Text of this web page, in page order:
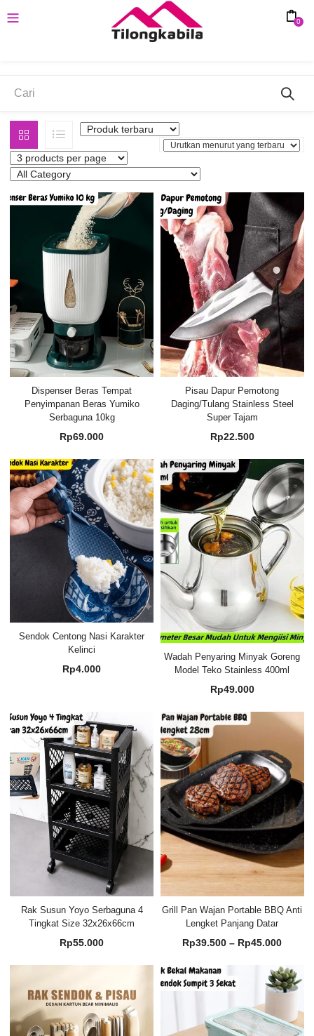
0
Alat dapur
Dispenser Beras Tempat
Penyimpanan Beras Yumiko
Serbaguna 10kg
Rp69.000
Pisau Dapur Pemotong
Daging/Tulang Stainless Steel
Super Tajam
Rp22.500
Sendok Centong Nasi Karakter
Kelinci
Rp4.000
Wadah Penyaring Minyak Goreng
Model Teko Stainless 400ml
Rp49.000
Rak Susun Yoyo Serbaguna 4
Tingkat Size 32x26x66cm
Rp55.000
Grill Pan Wajan Portable BBQ Anti
Lengket Panjang Datar
Rp39.500 – Rp45.000